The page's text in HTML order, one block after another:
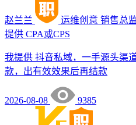
赵兰兰 运维创意 销售总
提供 CPA或CPS
我提供 抖音私域，一手源头渠
款，出有效效果后再结款
2026-08-08 9385